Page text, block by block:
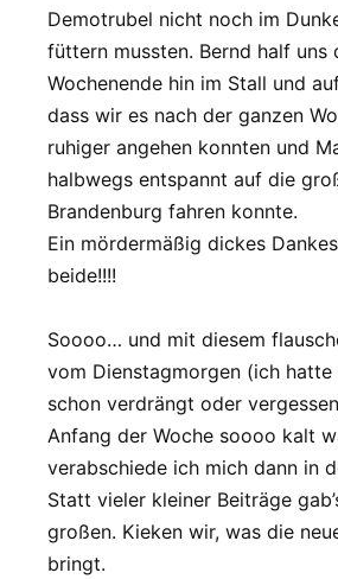
Demotrubel nicht noch im
füttern mussten. Bernd half uns
Wochenende hin im Stall und
dass wir es nach der ganzen
ruhiger angehen konnten und
halbwegs entspannt auf die
Brandenburg fahren konnte.
Ein mördermäßig dickes
beide!!!!
Soooo… und mit diesem
vom Dienstagmorgen (ich
schon verdrängt oder
Anfang der Woche soooo kalt
verabschiede ich mich dann in
Statt vieler kleiner Beiträge
großen. Kieken wir, was die
bringt.